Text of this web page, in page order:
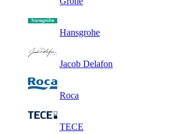
Hansgrohe
Jacob Delafon
Roca
TECE